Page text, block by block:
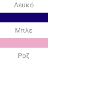
Λευκό
Μπλε
Ροζ